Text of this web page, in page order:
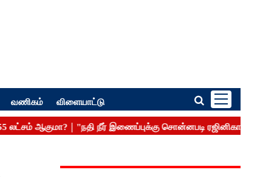
வணிகம் விளையாட்டு